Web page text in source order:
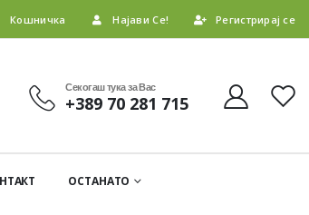
Кошничка Најави Се! Регистрирај се
Секогаш тука за Вас
+389 70 281 715
ОСТАНАТО